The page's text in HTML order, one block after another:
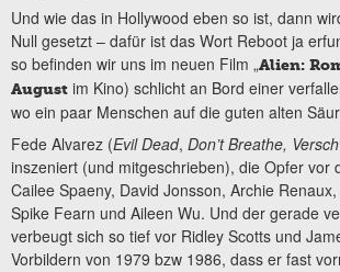
Und wie das in Hollywood eben so ist, dann
Null gesetzt – dafür ist das Wort Reboot ja
so befinden wir uns im neuen Film „Alien:
August im Kino) schlicht an Bord einer
wo ein paar Menschen auf die guten alten
Fede Alvarez (Evil Dead, Don’t Breathe,
inszeniert (und mitgeschrieben), die Opfer vor
Cailee Spaeny, David Jonsson, Archie
Spike Fearn und Aileen Wu. Und der gerade
verbeugt sich so tief vor Ridley Scotts und
Vorbildern von 1979 bzw 1986, dass er fast